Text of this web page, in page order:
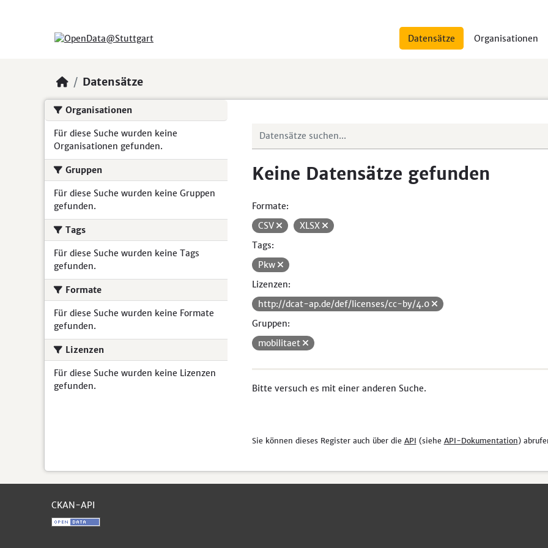
Datensätze Organisationen
Datensätze
Organisationen
Für diese Suche wurden keine
Organisationen gefunden.
Gruppen
Für diese Suche wurden keine Gruppen
gefunden.
Tags
Für diese Suche wurden keine Tags
gefunden.
Formate
Für diese Suche wurden keine Formate
gefunden.
Lizenzen
Für diese Suche wurden keine Lizenzen
gefunden.
Keine Datensätze gefunden
Formate:
CSV
XLSX
Tags:
Pkw
Lizenzen:
http://dcat-ap.de/def/licenses/cc-by/4.0
Gruppen:
mobilitaet
Bitte versuch es mit einer anderen Suche.
Sie können dieses Register auch über die API (siehe API-Dokumentation)
CKAN-API